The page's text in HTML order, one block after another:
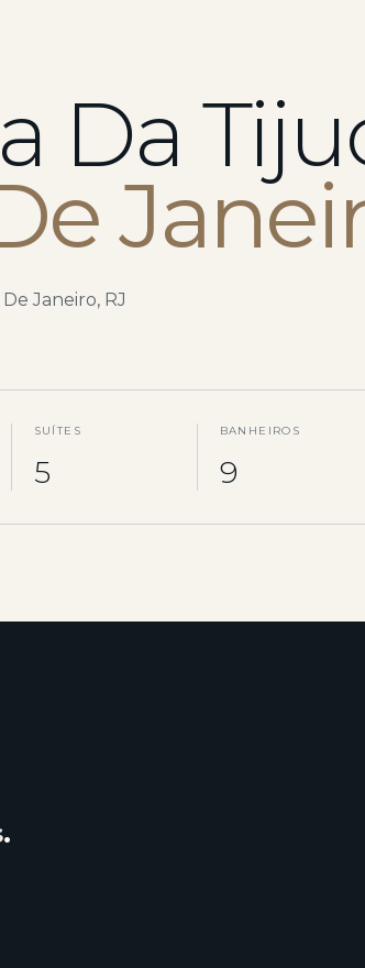
Da
Janeiro, RJ
SUÍTES
5
BANHEIROS
9
.